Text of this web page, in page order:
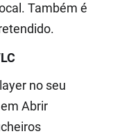
Também é
no seu
Abrir